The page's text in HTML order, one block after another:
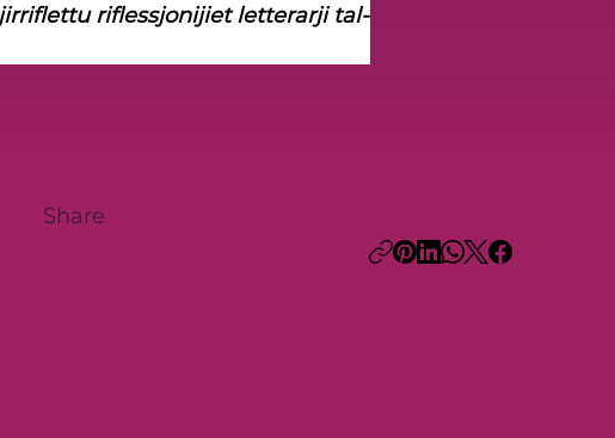
riflessjonijiet letterarji tal-
Share